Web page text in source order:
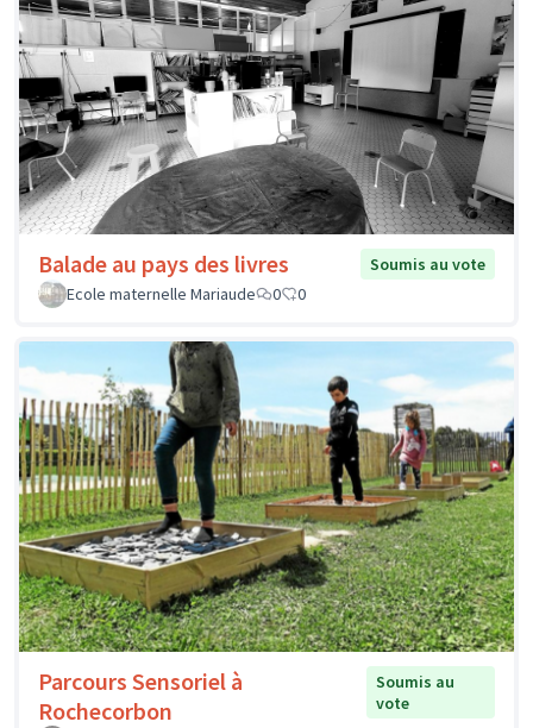
Balade au pays des livres
Soumis au vote
Ecole maternelle Mariaude
0 0
Parcours Sensoriel à
Rochecorbon
Soumis au
vote